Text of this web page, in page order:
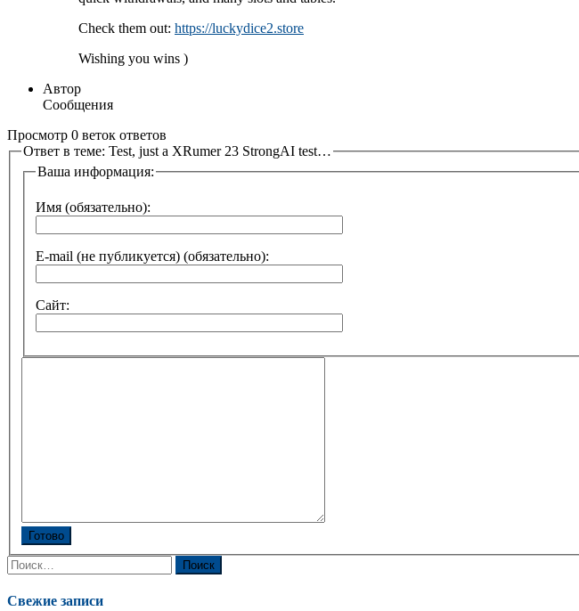
Check them out: https://luckydice2.store
Wishing you wins )
Автор
Сообщения
Просмотр 0 веток ответов
Ответ в теме: Test, just a XRumer 23 StrongAI test…
Ваша информация:
Имя (обязательно):
E-mail (не публикуется) (обязательно):
Сайт:
Готово
Найти:
Свежие записи